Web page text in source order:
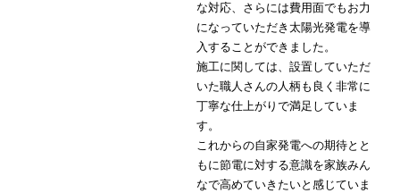
な対応、さらには費用面でもお力
になっていただき太陽光発電を導
入することができました。
施工に関しては、設置していただ
いた職人さんの人柄も良く非常に
丁寧な仕上がりで満足していま
す。
これからの自家発電への期待とと
もに節電に対する意識を家族みん
なで高めていきたいと感じていま